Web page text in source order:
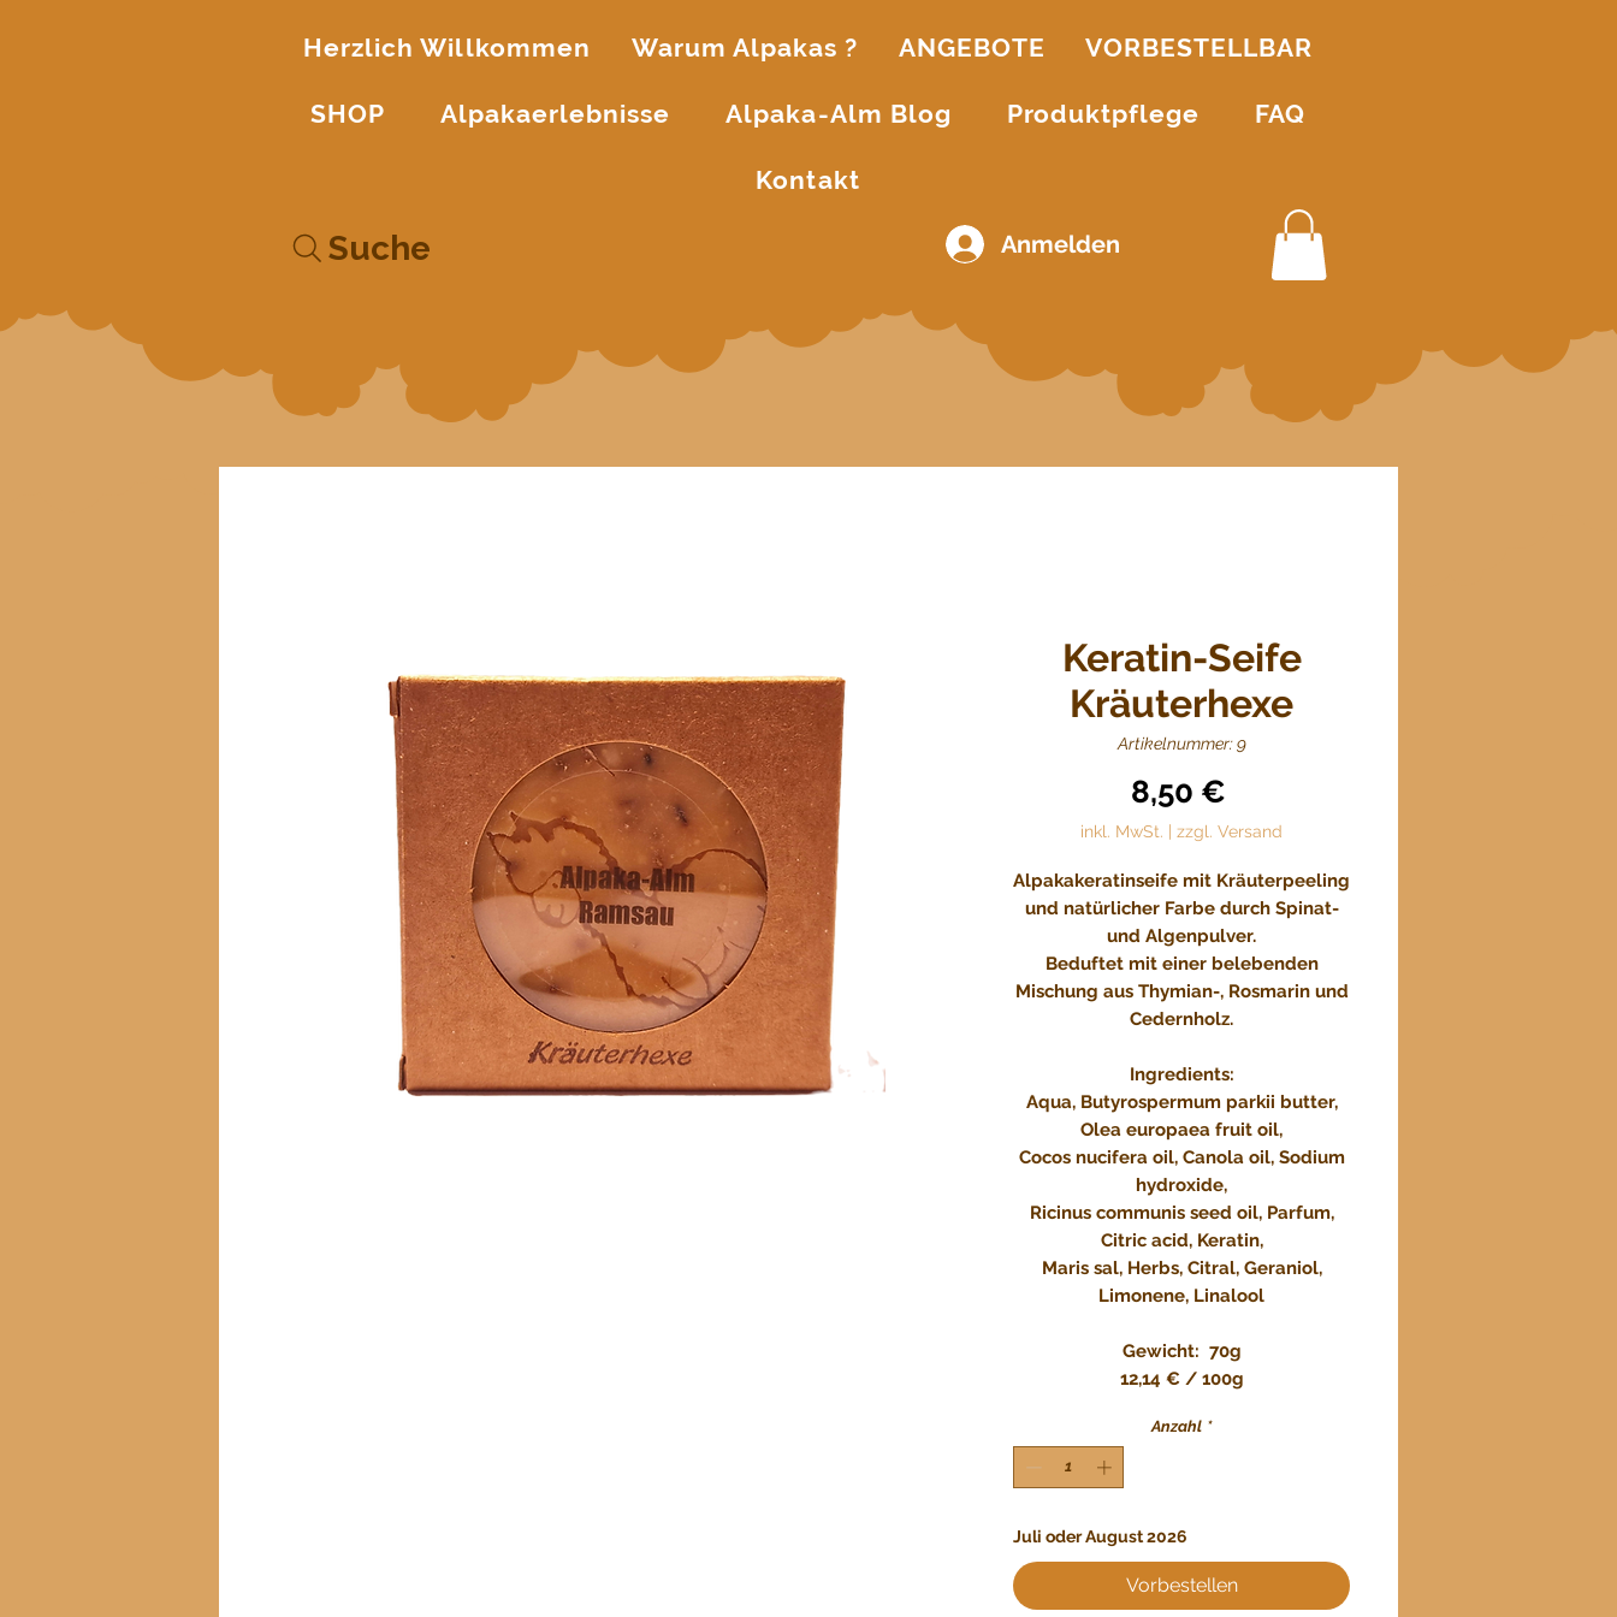
Herzlich Willkommen Warum Alpakas ? ANGEBOTE VORBESTELLBAR
SHOP Alpakaerlebnisse Alpaka-Alm Blog Produktpflege FAQ
Kontakt
Suche Anmelden
Keratin-Seife
Kräuterhexe
Artikelnummer: 9
8,50 €
inkl. MwSt. | zzgl. Versand
Alpakakeratinseife mit Kräuterpeeling
und natürlicher Farbe durch Spinat-
und Algenpulver.
Beduftet mit einer belebenden
Mischung aus Thymian-, Rosmarin und
Cedernholz.
Ingredients:
Aqua, Butyrospermum parkii butter,
Olea europaea fruit oil,
Cocos nucifera oil, Canola oil, Sodium
hydroxide,
Ricinus communis seed oil, Parfum,
Citric acid, Keratin,
Maris sal, Herbs, Citral, Geraniol,
Limonene, Linalool
Gewicht: 70g
12,14 € / 100g
Anzahl *
Juli oder August 2026
Vorbestellen